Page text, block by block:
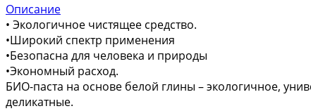
Описание
• Экологичное чистящее средство.
•Широкий спектр применения
•Безопасна для человека и природы
•Экономный расход.
БИО-паста на основе белой глины – экологичное,
деликатные.